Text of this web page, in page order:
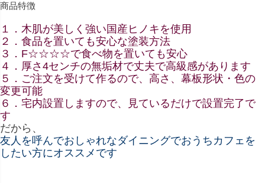
商品特徴
１．木肌が美しく強い国産ヒノキを使用
２．食品を置いても安心な塗装方法
３．F☆☆☆☆で食べ物を置いても安心
４．厚さ4センチの無垢材で丈夫で高級感があります
５．ご注文を受けて作るので、高さ、幕板形状・色の
変更可能
６．宅内設置しますので、見ているだけで設置完了で
す
だから、
友人を呼んでおしゃれなダイニングでおうちカフェを
したい方にオススメです